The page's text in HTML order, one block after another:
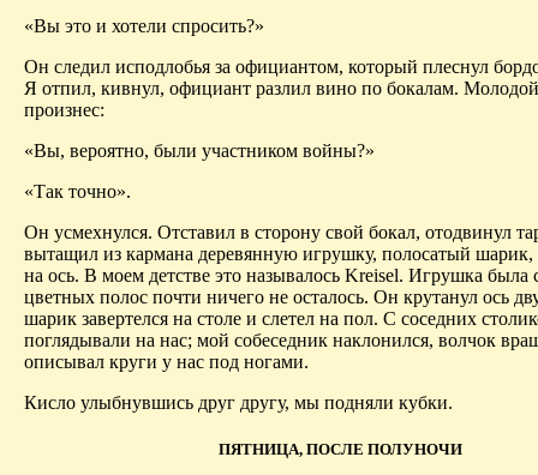
«Вы это и хотели спросить?»
Он следил исподлобья за официантом, который плеснул
Я отпил, кивнул, официант разлил вино по бокалам.
произнес:
«Вы, вероятно, были участником войны?»
«Так точно».
Он усмехнулся. Отставил в сторону свой бокал, отодвинул
вытащил из кармана деревянную игрушку, полосатый
на ось. В моем детстве это называлось Kreisel. Игрушка была
цветных полос почти ничего не осталось. Он крутанул ось
шарик завертелся на столе и слетел на пол. С соседних
поглядывали на нас; мой собеседник наклонился, волчок
описывал круги у нас под ногами.
Кисло улыбнувшись друг другу, мы подняли кубки.
ПЯТНИЦА, ПОСЛЕ ПОЛУНОЧИ